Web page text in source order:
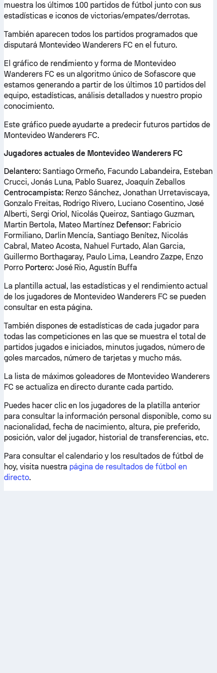
muestra los últimos 100 partidos de fútbol junto con sus
estadísticas e iconos de victorias/empates/derrotas.
También aparecen todos los partidos programados que
disputará Montevideo Wanderers FC en el futuro.
El gráfico de rendimiento y forma de Montevideo
Wanderers FC es un algoritmo único de Sofascore que
estamos generando a partir de los últimos 10 partidos del
equipo, estadísticas, análisis detallados y nuestro propio
conocimiento.
Este gráfico puede ayudarte a predecir futuros partidos de
Montevideo Wanderers FC.
Jugadores actuales de Montevideo Wanderers FC
Delantero:Santiago Ormeño, Facundo Labandeira, Esteban
Crucci, Jonás Luna, Pablo Suarez, Joaquín Zeballos
Centrocampista:Renzo Sánchez, Jonathan Urretaviscaya,
Gonzalo Freitas, Rodrigo Rivero, Luciano Cosentino, José
Alberti, Sergi Oriol, Nicolás Queiroz, Santiago Guzman,
Martin Bertola, Mateo Martínez Defensor:Fabricio
Formiliano, Darlin Mencía, Santiago Benítez, Nicolás
Cabral, Mateo Acosta, Nahuel Furtado, Alan Garcia,
Guillermo Borthagaray, Paulo Lima, Leandro Zazpe, Enzo
Porro Portero:José Rio, Agustín Buffa
La plantilla actual, las estadísticas y el rendimiento actual
de los jugadores de Montevideo Wanderers FC se pueden
consultar en esta página.
También dispones de estadísticas de cada jugador para
todas las competiciones en las que se muestra el total de
partidos jugados e iniciados, minutos jugados, número de
goles marcados, número de tarjetas y mucho más.
La lista de máximos goleadores de Montevideo Wanderers
FC se actualiza en directo durante cada partido.
Puedes hacer clic en los jugadores de la platilla anterior
para consultar la información personal disponible, como su
nacionalidad, fecha de nacimiento, altura, pie preferido,
posición, valor del jugador, historial de transferencias, etc.
Para consultar el calendario y los resultados de fútbol de
hoy, visita nuestra página de resultados de fútbol en
directo.